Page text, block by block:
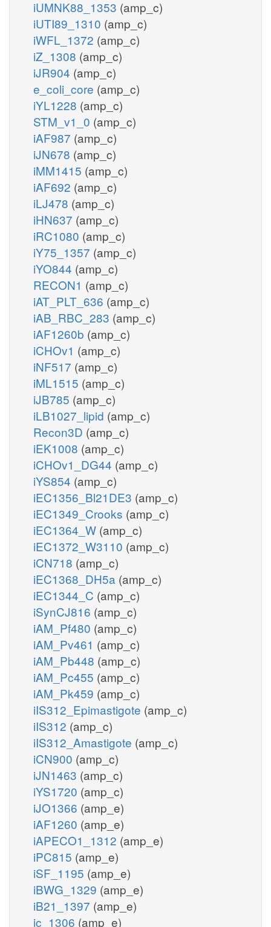
iUMNK88_1353 (amp_c)
iUTI89_1310 (amp_c)
iWFL_1372 (amp_c)
iZ_1308 (amp_c)
iJR904 (amp_c)
e_coli_core (amp_c)
iYL1228 (amp_c)
STM_v1_0 (amp_c)
iAF987 (amp_c)
iJN678 (amp_c)
iMM1415 (amp_c)
iAF692 (amp_c)
iLJ478 (amp_c)
iHN637 (amp_c)
iRC1080 (amp_c)
iY75_1357 (amp_c)
iYO844 (amp_c)
RECON1 (amp_c)
iAT_PLT_636 (amp_c)
iAB_RBC_283 (amp_c)
iAF1260b (amp_c)
iCHOv1 (amp_c)
iNF517 (amp_c)
iML1515 (amp_c)
iJB785 (amp_c)
iLB1027_lipid (amp_c)
Recon3D (amp_c)
iEK1008 (amp_c)
iCHOv1_DG44 (amp_c)
iYS854 (amp_c)
iEC1356_Bl21DE3 (amp_c)
iEC1349_Crooks (amp_c)
iEC1364_W (amp_c)
iEC1372_W3110 (amp_c)
iCN718 (amp_c)
iEC1368_DH5a (amp_c)
iEC1344_C (amp_c)
iSynCJ816 (amp_c)
iAM_Pf480 (amp_c)
iAM_Pv461 (amp_c)
iAM_Pb448 (amp_c)
iAM_Pc455 (amp_c)
iAM_Pk459 (amp_c)
iIS312_Epimastigote (amp_c)
iIS312 (amp_c)
iIS312_Amastigote (amp_c)
iCN900 (amp_c)
iJN1463 (amp_c)
iYS1720 (amp_c)
iJO1366 (amp_e)
iAF1260 (amp_e)
iAPECO1_1312 (amp_e)
iPC815 (amp_e)
iSF_1195 (amp_e)
iBWG_1329 (amp_e)
iB21_1397 (amp_e)
ic_1306 (amp_e)